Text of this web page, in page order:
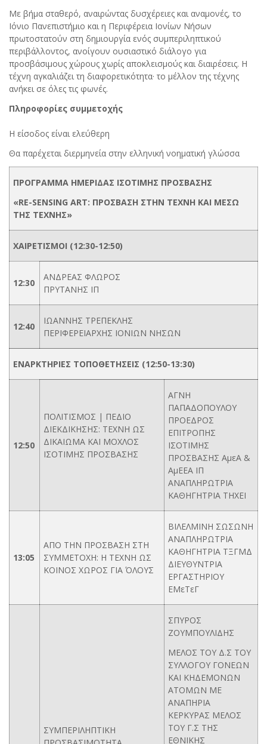
Με βήμα σταθερό, αναιρώντας δυσχέρειες και αναμονές, το
Ιόνιο Πανεπιστήμιο και η Περιφέρεια Ιονίων Νήσων
πρωτοστατούν στη δημιουργία ενός συμπεριληπτικού
περιβάλλοντος, ανοίγουν ουσιαστικό διάλογο για
προσβάσιμους χώρους χωρίς αποκλεισμούς και διαιρέσεις. Η
τέχνη αγκαλιάζει τη διαφορετικότητα· το μέλλον της τέχνης
ανήκει σε όλες τις φωνές.
Πληροφορίες συμμετοχής
Η είσοδος είναι ελεύθερη
Θα παρέχεται διερμηνεία στην ελληνική νοηματική γλώσσα
ΠΡΟΓΡΑΜΜΑ ΗΜΕΡΙΔΑΣ ΙΣΟΤΙΜΗΣ ΠΡΟΣΒΑΣΗΣ
«RE-SENSING ART: ΠΡΟΣΒΑΣΗ ΣΤΗΝ ΤΕΧΝΗ ΚΑΙ ΜΕΣΩ
ΤΗΣ ΤΕΧΝΗΣ»
ΧΑΙΡΕΤΙΣΜΟΙ (12:30-12:50)
12:30
ΑΝΔΡΕΑΣ ΦΛΩΡΟΣ
ΠΡΥΤΑΝΗΣ ΙΠ
12:40
ΙΩΑΝΝΗΣ ΤΡΕΠΕΚΛΗΣ
ΠΕΡΙΦΕΡΕΙΑΡΧΗΣ ΙΟΝΙΩΝ ΝΗΣΩΝ
ΕΝΑΡΚΤΗΡΙΕΣ ΤΟΠΟΘΕΤΗΣΕΙΣ (12:50-13:30)
12:50
ΠΟΛΙΤΙΣΜΟΣ | ΠΕΔΙΟ
ΔΙΕΚΔΙΚΗΣΗΣ: ΤΕΧΝΗ ΩΣ
ΔΙΚΑΙΩΜΑ ΚΑΙ ΜΟΧΛΟΣ
ΙΣΟΤΙΜΗΣ ΠΡΟΣΒΑΣΗΣ
ΑΓΝΗ
ΠΑΠΑΔΟΠΟΥΛΟΥ
ΠΡΟΕΔΡΟΣ
ΕΠΙΤΡΟΠΗΣ
ΙΣΟΤΙΜΗΣ
ΠΡΟΣΒΑΣΗΣ ΑμεΑ &
ΑμΕΕΑ ΙΠ
ΑΝΑΠΛΗΡΩΤΡΙΑ
ΚΑΘΗΓΗΤΡΙΑ ΤΗΧΕΙ
13:05
ΑΠΟ ΤΗΝ ΠΡΟΣΒΑΣΗ ΣΤΗ
ΣΥΜΜΕΤΟΧΗ: Η ΤΕΧΝΗ ΩΣ
ΚΟΙΝΟΣ ΧΩΡΟΣ ΓΙΑ ΌΛΟΥΣ
ΒΙΛΕΛΜΙΝΗ ΣΩΣΩΝΗ
ΑΝΑΠΛΗΡΩΤΡΙΑ
ΚΑΘΗΓΗΤΡΙΑ ΤΞΓΜΔ
ΔΙΕΥΘΥΝΤΡΙΑ
ΕΡΓΑΣΤΗΡΙΟΥ
ΕΜεΤεΓ
ΣΥΜΠΕΡΙΛΗΠΤΙΚΗ
ΣΠΥΡΟΣ
ΖΟΥΜΠΟΥΛΙΔΗΣ
MEΛOΣ TOY Δ.Σ TOY
ΣYΛΛOΓOY ΓONEΩN
KAI KHΔEMONΩN
ATOMΩN ME
ANAΠHPIA
KEPKYPAΣ MEΛOΣ
TOY Γ.Σ THΣ
EΘNIKHΣ